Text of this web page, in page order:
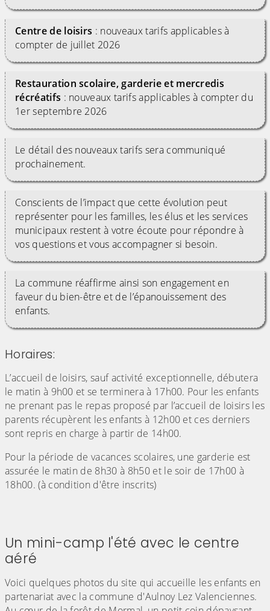
Centre de loisirs : nouveaux tarifs applicables à
compter de juillet 2026
Restauration scolaire, garderie et mercredis
récréatifs : nouveaux tarifs applicables à compter du
1er septembre 2026
Le détail des nouveaux tarifs sera communiqué
prochainement.
Conscients de l’impact que cette évolution peut
représenter pour les familles, les élus et les services
municipaux restent à votre écoute pour répondre à
vos questions et vous accompagner si besoin.
La commune réaffirme ainsi son engagement en
faveur du bien-être et de l’épanouissement des
enfants.
Horaires:
L’accueil de loisirs, sauf activité exceptionnelle, débutera
le matin à 9h00 et se terminera à 17h00. Pour les enfants
ne prenant pas le repas proposé par l’accueil de loisirs les
parents récupèrent les enfants à 12h00 et ces derniers
sont repris en charge à partir de 14h00.
Pour la période de vacances scolaires, une garderie est
assurée le matin de 8h30 à 8h50 et le soir de 17h00 à
18h00. (à condition d'être inscrits)
Un mini-camp l'été avec le centre
aéré
Voici quelques photos du site qui accueille les enfants en
partenariat avec la commune d'Aulnoy Lez Valenciennes.